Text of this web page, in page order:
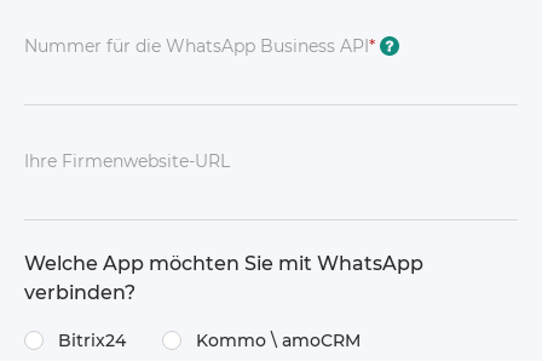
Nummer für die WhatsApp Business API* ?
Ihre Firmenwebsite-URL
Welche App möchten Sie mit WhatsApp
verbinden?
Bitrix24 Kommo \​ amoCRM